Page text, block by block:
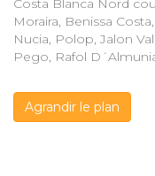
Costa Blanca Nord
Moraira, Benissa
Nucia, Polop, Jalon
Pego, Rafol
Agrandir le plan